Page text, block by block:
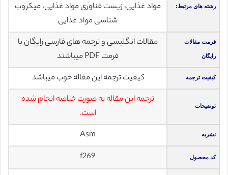
رشته های مرتبط:
مواد غذایی، زیست فناوری مواد غذایی، میکروب
شناسی مواد غذایی
فرمت مقالات
رایگان
مقالات انگلیسی و ترجمه های فارسی رایگان با
فرمت PDF میباشند
کیفیت ترجمه کیفیت ترجمه این مقاله خوب میباشد
توضیحات
ترجمه این مقاله به صورت خلاصه انجام شده
است.
نشریه Asm
کد محصول f269